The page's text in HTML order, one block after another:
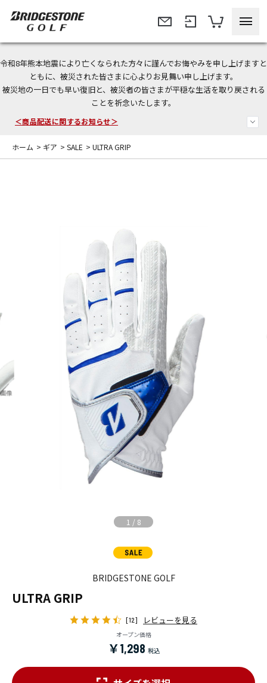
令和8年熊本地震により亡くなられた方々に謹んでお悔やみを申し上げますと
ともに、被災された皆さまに心よりお見舞い申し上げます。
被災地の一日でも早い復旧と、被災者の皆さまが平穏な生活を取り戻される
ことを祈念いたします。
＜夏季休暇中のご注文・発送・お問い合わせ＞
今なら新規会員登録で1,000円OFFクーポンプレゼント！
＜商品配送に関するお知らせ＞
ホーム > ギア > SALE > ULTRA GRIP
1 / 8
BRIDGESTONE GOLF
ULTRA GRIP
[12] レビューを見る
オープン価格
￥1,298